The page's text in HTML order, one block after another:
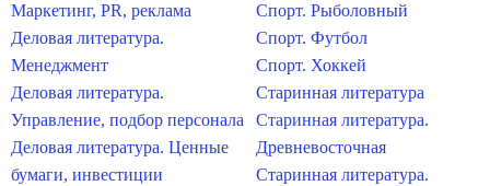
Маркетинг, PR, реклама
Деловая литература.
Менеджмент
Деловая литература.
Управление, подбор персонала
Деловая литература. Ценные
бумаги, инвестиции
Спорт. Рыболовный
Спорт. Футбол
Спорт. Хоккей
Старинная литература
Старинная литература.
Древневосточная
Старинная литература.